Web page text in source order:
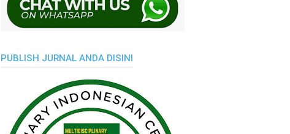
PUBLISH JURNAL ANDA DISINI